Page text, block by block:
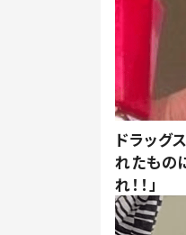
ドラッグ
れたもの
れ！！」